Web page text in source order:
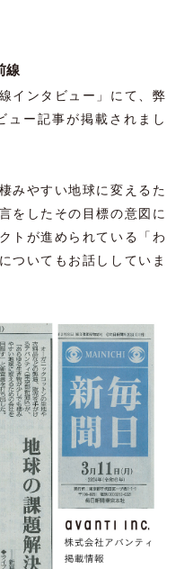
線
インタビュー」にて、弊
ュー記事が掲載されまし
みやすい地球に変えるた
をしたその目標の意図に
トが進められている「わ
ついてもお話ししていま